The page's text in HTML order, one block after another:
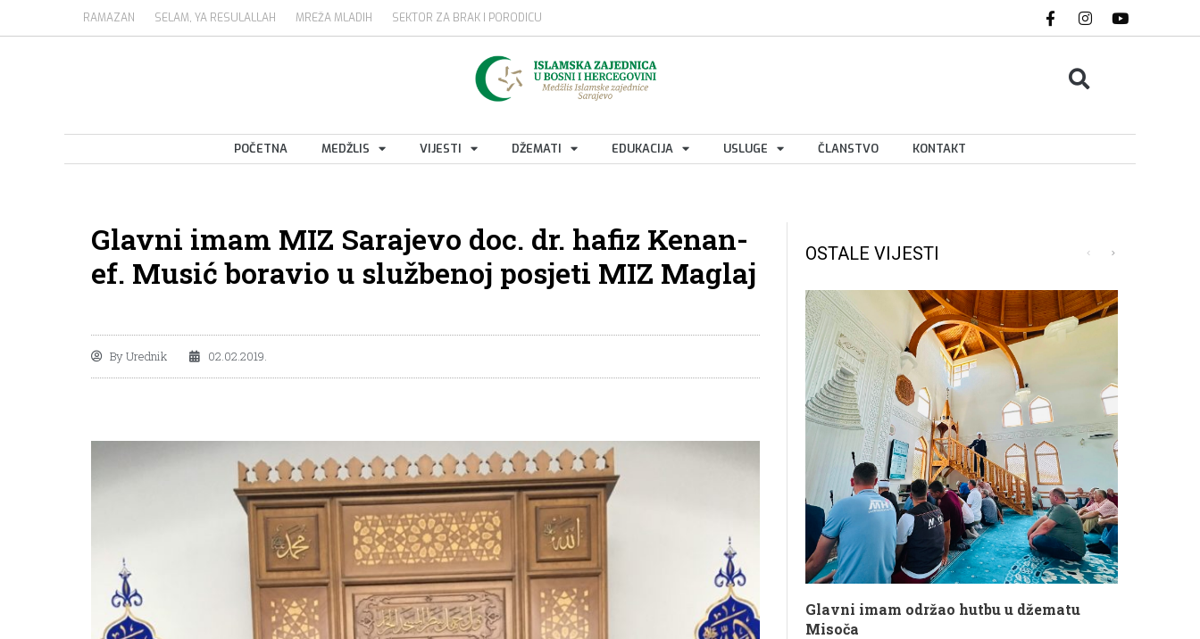
RAMAZAN SELAM, YA RESULALLAH MREŽA MLADIH SEKTOR ZA BRAK I PORODICU
POČETNA MEDŽLIS VIJESTI DŽEMATI EDUKACIJA USLUGE ČLANSTVO KONTAKT
Glavni imam MIZ Sarajevo doc. dr. hafiz Kenan-
ef. Musić boravio u službenoj posjeti MIZ Maglaj
ByUrednik 02.02.2019.
OSTALE VIJESTI
Glavni imam održao hutbu u džematu
Misoča